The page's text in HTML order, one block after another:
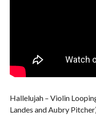
Hallelujah – Violin
Landes and Aubry